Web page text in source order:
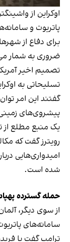
اوکراین از
پاتریوت و
برای دفاع از
ضروری به شمار
تصمیم اخیر
تسلیحاتی به
گفتند این امر
پیشروی‌های
یک منبع مطلع از
رویترز گفت که
امیدواری‌هایی
شده است.
حمله گسترده
از سوی دیگر،
سامانه‌های
ترامپ گفت با